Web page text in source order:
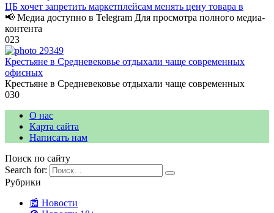
ЦБ хочет запретить маркетплейсам менять цену товара в
📢 Медиа доступно в Telegram Для просмотра полного медиа-
контента
023
Крестьяне в Средневековье отдыхали чаще современных
офисных
Крестьяне в Средневековье отдыхали чаще современных
030
О нас
Карта сайта
Написать нам
Поиск по сайту
Search for:
Рубрики
📰 Новости